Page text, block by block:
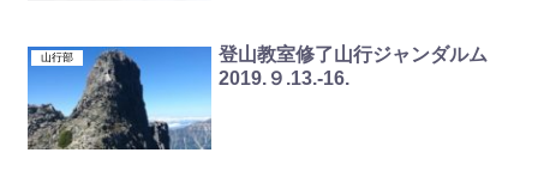
山行部
登山教室修了山行ジャンダルム
2019.９.13.-16.